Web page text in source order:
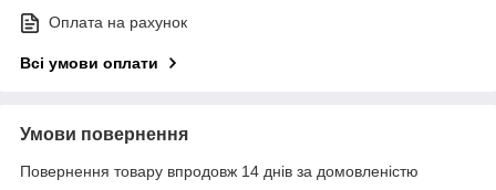
Оплата на рахунок
Всі умови оплати
Умови повернення
Повернення товару впродовж 14 днів за домовленістю